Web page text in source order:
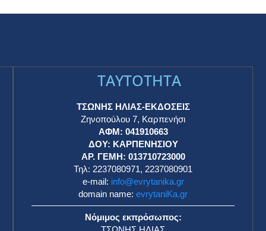
TAYTOTHTA
ΤΣΩΝΗΣ ΗΛΙΑΣ-ΕΚΔΟΣΕΙΣ
Ζηνοπούλου 7, Καρπενήσι
ΑΦΜ: 041910663
ΔΟΥ: ΚΑΡΠΕΝΗΣΙΟΥ
ΑΡ. ΓΕΜΗ: 013710723000
Τηλ: 2237080971, 2237080901
e-mail: info@evrytanika.gr
domain name: evrytaniKa.gr
Νόμιμος εκπρόσωπος: